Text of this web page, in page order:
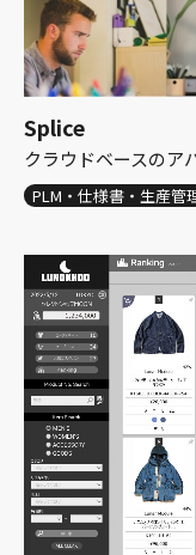
Splice
クラウドベースのア
PLM・仕様書・生産管